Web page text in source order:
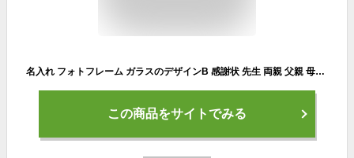
名入れ フォトフレーム ガラスのデザインB 感謝状 先生 両親 父親 母親 手紙 写真立て オリジナル オーダーメイド メッセージ刻印 名前刻印 名前入り 結婚 退職 卒業 卒業記念品 転勤 部活 職場 ギフト プレゼント
この商品をサイトでみる